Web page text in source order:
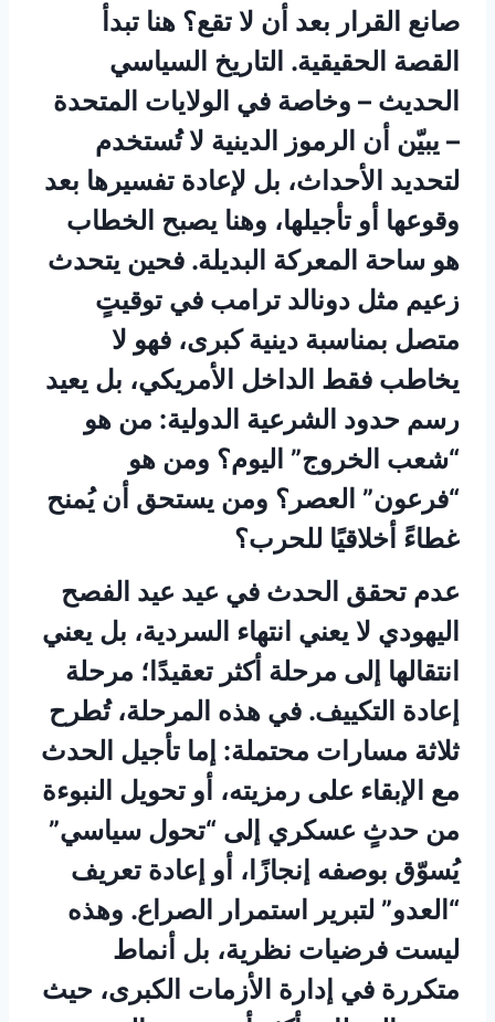
صانع القرار بعد أن لا تقع؟ هنا تبدأ
القصة الحقيقية. التاريخ السياسي
الحديث – وخاصة في الولايات المتحدة
– يبيّن أن الرموز الدينية لا تُستخدم
لتحديد الأحداث، بل لإعادة تفسيرها بعد
وقوعها أو تأجيلها، وهنا يصبح الخطاب
هو ساحة المعركة البديلة. فحين يتحدث
زعيم مثل دونالد ترامب في توقيتٍ
متصل بمناسبة دينية كبرى، فهو لا
يخاطب فقط الداخل الأمريكي، بل يعيد
رسم حدود الشرعية الدولية: من هو
“شعب الخروج” اليوم؟ ومن هو
“فرعون” العصر؟ ومن يستحق أن يُمنح
غطاءً أخلاقيًا للحرب؟
عدم تحقق الحدث في عيد عيد الفصح
اليهودي لا يعني انتهاء السردية، بل يعني
انتقالها إلى مرحلة أكثر تعقيدًا؛ مرحلة
إعادة التكييف. في هذه المرحلة، تُطرح
ثلاثة مسارات محتملة: إما تأجيل الحدث
مع الإبقاء على رمزيته، أو تحويل النبوءة
من حدثٍ عسكري إلى “تحول سياسي”
يُسوّق بوصفه إنجازًا، أو إعادة تعريف
“العدو” لتبرير استمرار الصراع. وهذه
ليست فرضيات نظرية، بل أنماط
متكررة في إدارة الأزمات الكبرى، حيث